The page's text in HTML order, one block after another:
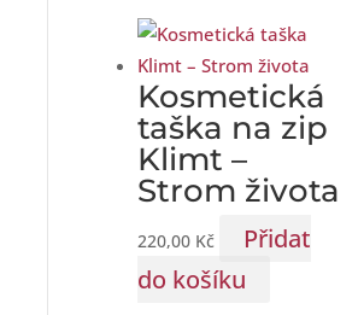
Kosmetická
taška na zip
Klimt –
Strom života
220,00 Kč
Přidat
do košíku